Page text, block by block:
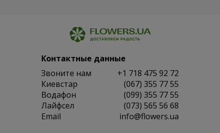
Контактные данные
Звоните нам
+1 718 475 92 72
Киевстар
(067) 355 77 55
Водафон
(099) 355 77 55
Лайфсел
(073) 565 56 68
Email
info@flowers.ua